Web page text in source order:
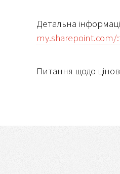
Детальна
my.sharepoint.com/
Питання щодо